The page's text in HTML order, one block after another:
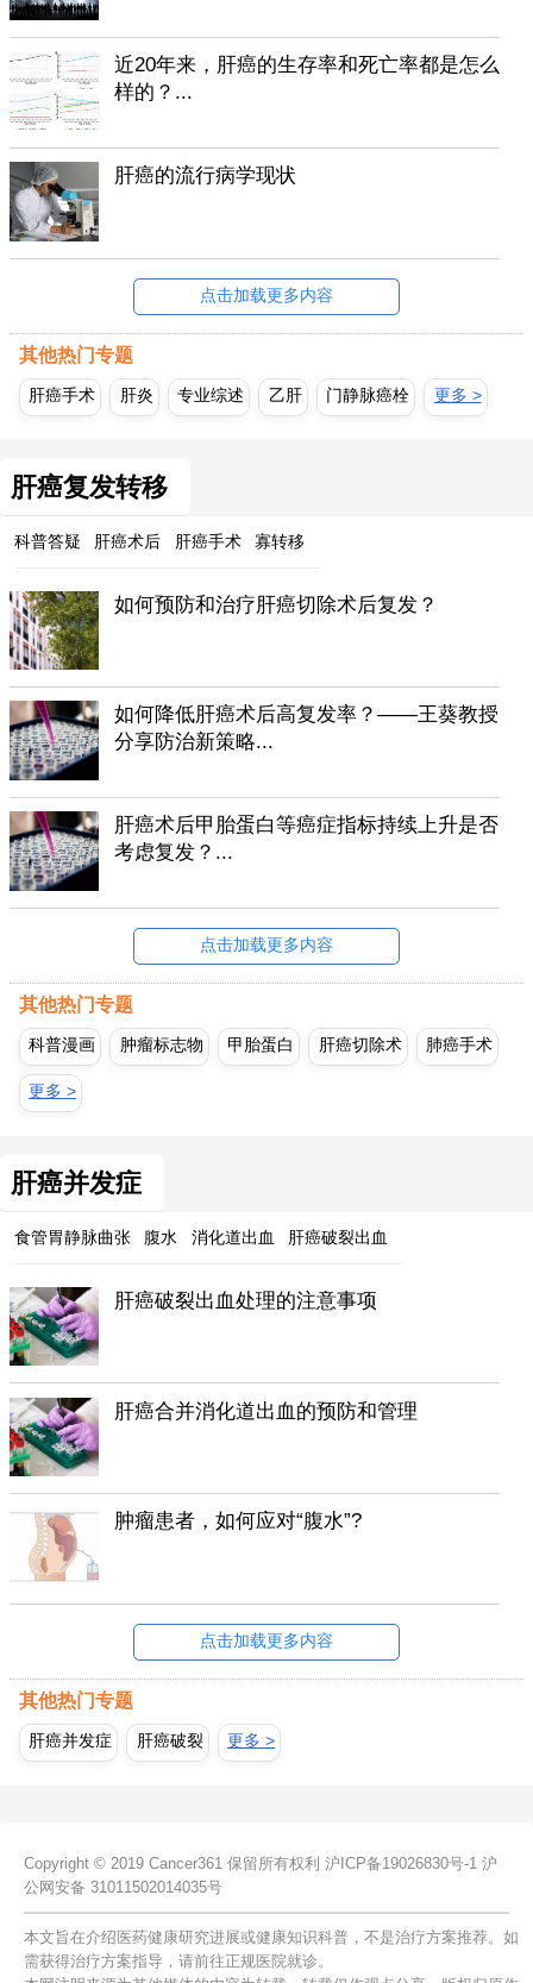
近20年来，肝癌的生存率和死亡率都是怎么
样的？...
肝癌的流行病学现状
点击加载更多内容
其他热门专题
肝癌手术 肝炎 专业综述 乙肝 门静脉癌栓 更多 >
肝癌复发转移
科普答疑 肝癌术后 肝癌手术 寡转移
如何预防和治疗肝癌切除术后复发？
如何降低肝癌术后高复发率？——王葵教授
分享防治新策略...
肝癌术后甲胎蛋白等癌症指标持续上升是否
考虑复发？...
点击加载更多内容
其他热门专题
科普漫画 肿瘤标志物 甲胎蛋白 肝癌切除术 肺癌手术
更多 >
肝癌并发症
食管胃静脉曲张 腹水 消化道出血 肝癌破裂出血
肝癌破裂出血处理的注意事项
肝癌合并消化道出血的预防和管理
肿瘤患者，如何应对“腹水”?
点击加载更多内容
其他热门专题
肝癌并发症 肝癌破裂 更多 >
Copyright © 2019 Cancer361 保留所有权利 沪ICP备19026830号-1 沪
公网安备 31011502014035号
本文旨在介绍医药健康研究进展或健康知识科普，不是治疗方案推荐。如
需获得治疗方案指导，请前往正规医院就诊。